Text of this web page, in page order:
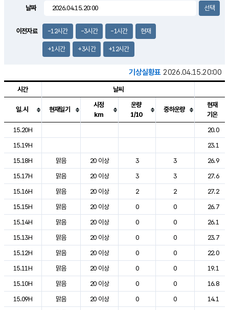
1.8m/s
날짜
이전자료 -12시간 -3시간 -1시간 현재
+1시간 +3시간 +12시간
기상실황표 2026.04.15.20:00
도시별 기상실황표로 지점, 날씨, 기온, 강수, 바람, 기압등을 안내한 표입
시간 날씨
일.시 현재일기
시정
km
운량
1/10
중하운량
현재
기온
15.20H
20.0
15.19H
23.1
15.18H
맑음 20 이상 3 3
26.9
15.17H
맑음 20 이상 3 3
27.6
15.16H
맑음 20 이상 2 2
27.2
15.15H
맑음 20 이상 0 0
26.7
15.14H
맑음 20 이상 0 0
26.1
15.13H
맑음 20 이상 0 0
23.7
15.12H
맑음 20 이상 0 0
22.0
15.11H
맑음 20 이상 0 0
19.1
15.10H
맑음 20 이상 0 0
16.8
15.09H
맑음 20 이상 0 0
14.1